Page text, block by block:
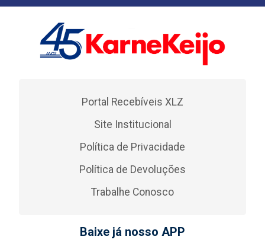
Portal Recebíveis XLZ
Site Institucional
Política de Privacidade
Política de Devoluções
Trabalhe Conosco
Baixe já nosso APP